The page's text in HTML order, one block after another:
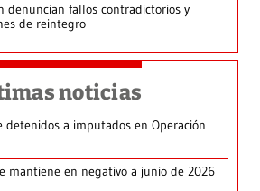
denuncian fallos contradictorios y
de reintegro
noticias
a imputados en Operación
mantiene en negativo a junio de 2026